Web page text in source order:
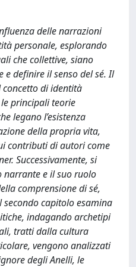
delle narrazioni
personale, esplorando
che collettive, siano
definire il senso del sé. Il
di identità
principali teorie
legano l’esistenza
della propria vita,
contributi di autori come
Successivamente, si
e il suo ruolo
comprensione di sé,
capitolo esamina
indagando archetipi
tratti dalla cultura
vengono analizzati
degli Anelli, le